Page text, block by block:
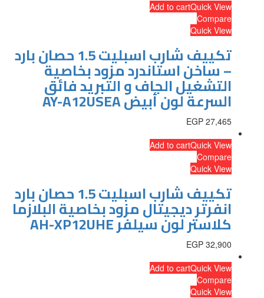
Add to cartQuick View
Compare
Quick View
تكييف شارب اسبليت 1.5 حصان بارد
– ساخن استاندرد مزود بخاصية
التشغيل الجاف و التبريد فائق
السرعة لون أبيض AY-A12USEA
EGP 27,465
Add to cartQuick View
Compare
Quick View
تكييف شارب اسبليت 1.5 حصان بارد
انفرتر ديجيتال مزود بخاصية البلازما
كلاستر لون سيلفر AH-XP12UHE
EGP 32,900
Add to cartQuick View
Compare
Quick View